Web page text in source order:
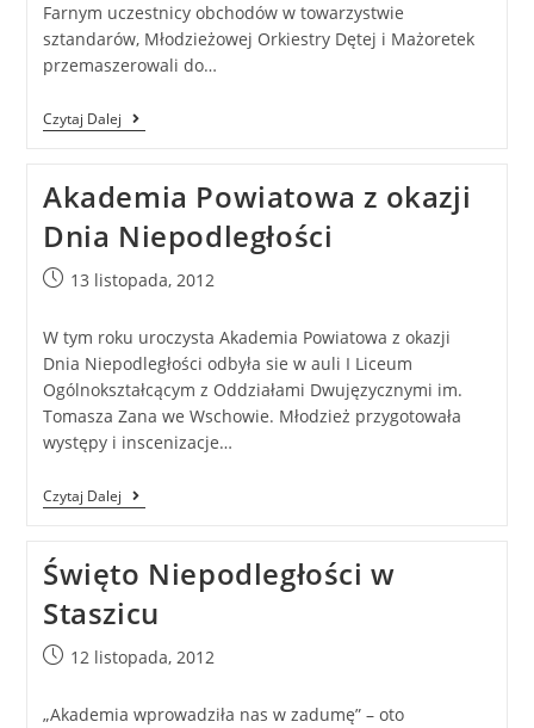
Farnym uczestnicy obchodów w towarzystwie
sztandarów, Młodzieżowej Orkiestry Dętej i Mażoretek
przemaszerowali do…
Czytaj Dalej
Akademia Powiatowa z okazji
Dnia Niepodległości
13 listopada, 2012
W tym roku uroczysta Akademia Powiatowa z okazji
Dnia Niepodległości odbyła sie w auli I Liceum
Ogólnokształcącym z Oddziałami Dwujęzycznymi im.
Tomasza Zana we Wschowie. Młodzież przygotowała
występy i inscenizacje…
Czytaj Dalej
Święto Niepodległości w
Staszicu
12 listopada, 2012
„Akademia wprowadziła nas w zadumę” – oto